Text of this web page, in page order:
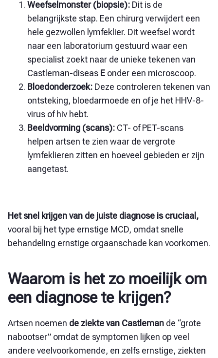
Weefselmonster (biopsie): Dit is de
belangrijkste stap. Een chirurg verwijdert een
hele gezwollen lymfeklier. Dit weefsel wordt
naar een laboratorium gestuurd waar een
specialist zoekt naar de unieke tekenen van
Castleman-diseas E onder een microscoop.
Bloedonderzoek: Deze controleren tekenen van
ontsteking, bloedarmoede en of je het HHV-8-
virus of hiv hebt.
Beeldvorming (scans): CT- of PET-scans
helpen artsen te zien waar de vergrote
lymfeklieren zitten en hoeveel gebieden er zijn
aangetast.
Het snel krijgen van de juiste diagnose is cruciaal,
vooral bij het type ernstige MCD, omdat snelle
behandeling ernstige orgaanschade kan voorkomen.
Waarom is het zo moeilijk om
een diagnose te krijgen?
Artsen noemen de ziekte van Castleman de “grote
nabootser” omdat de symptomen lijken op veel
andere veelvoorkomende, en zelfs ernstige, ziekten